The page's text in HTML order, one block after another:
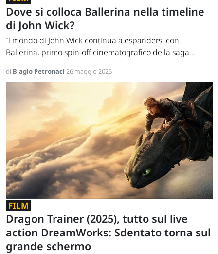
Dove si colloca Ballerina nella timeline
di John Wick?
Il mondo di John Wick continua a espandersi con
Ballerina, primo spin-off cinematografico della saga...
di Biagio Petronaci 26 maggio 2025
FILM
Dragon Trainer (2025), tutto sul live
action DreamWorks: Sdentato torna sul
grande schermo